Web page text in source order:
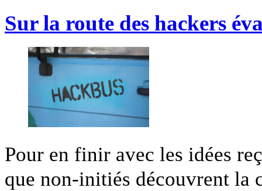
Sur la route des hackers
Pour en finir avec les idées
que non-initiés découvrent la